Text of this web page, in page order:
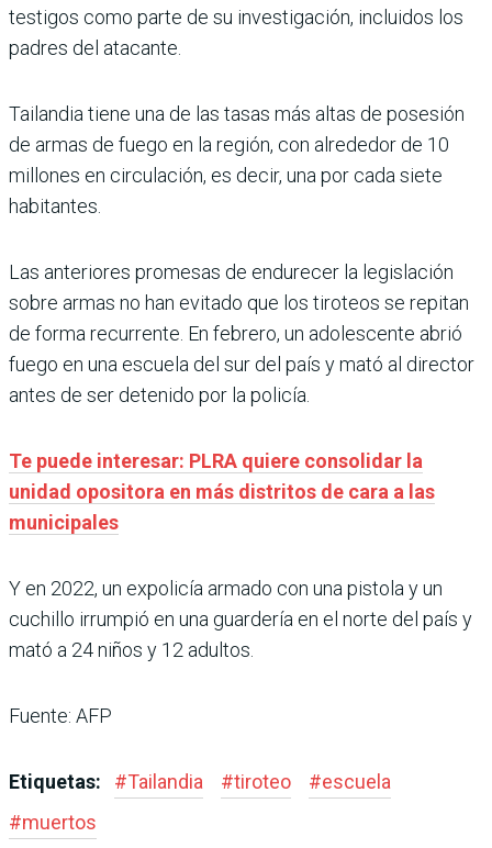
testigos como parte de su investigación, incluidos los
padres del atacante.
Tailandia tiene una de las tasas más altas de posesión
de armas de fuego en la región, con alrededor de 10
millones en circulación, es decir, una por cada siete
habitantes.
Las anteriores promesas de endurecer la legislación
sobre armas no han evitado que los tiroteos se repitan
de forma recurrente. En febrero, un adolescente abrió
fuego en una escuela del sur del país y mató al director
antes de ser detenido por la policía.
Te puede interesar: PLRA quiere consolidar la
unidad opositora en más distritos de cara a las
municipales
Y en 2022, un expolicía armado con una pistola y un
cuchillo irrumpió en una guardería en el norte del país y
mató a 24 niños y 12 adultos.
Fuente: AFP
Etiquetas: #Tailandia #tiroteo #escuela
#muertos